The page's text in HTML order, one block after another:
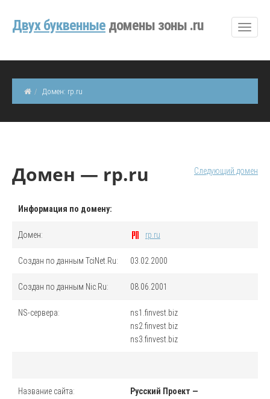
Двуx буквенные домены зоны .ru
Домен: rp.ru
Следующий домен
Домен — rp.ru
Информация по домену:
Домен: rp.ru
Создан по данным TciNet.Ru: 03.02.2000
Создан по данным Nic.Ru: 08.06.2001
NS-сервера:
ns1.finvest.biz
ns2.finvest.biz
ns3.finvest.biz
Название сайта:
Русский Проект —